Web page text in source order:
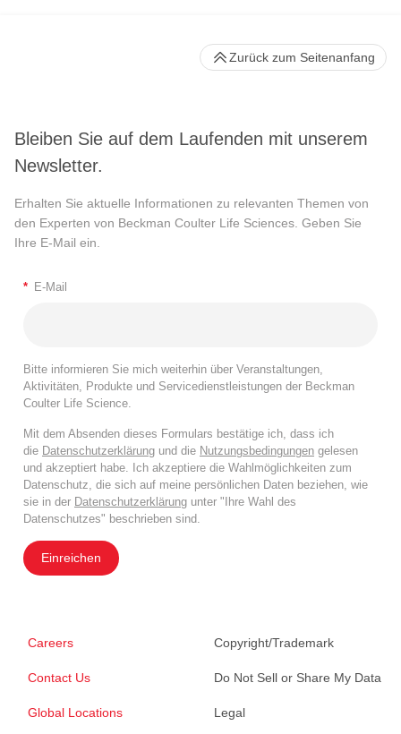
Bleiben Sie auf dem Laufenden mit unserem
Newsletter.
Erhalten Sie aktuelle Informationen zu relevanten Themen von
den Experten von Beckman Coulter Life Sciences. Geben Sie
Ihre E-Mail ein.
* E-Mail
Bitte informieren Sie mich weiterhin über Veranstaltungen,
Aktivitäten, Produkte und Servicedienstleistungen der Beckman
Coulter Life Science.
Mit dem Absenden dieses Formulars bestätige ich, dass ich
die Datenschutzerklärung und die Nutzungsbedingungen gelesen
und akzeptiert habe. Ich akzeptiere die Wahlmöglichkeiten zum
Datenschutz, die sich auf meine persönlichen Daten beziehen, wie
sie in der Datenschutzerklärung unter "Ihre Wahl des
Datenschutzes" beschrieben sind.
Einreichen
Careers
Contact Us
Global Locations
Copyright/Trademark
Do Not Sell or Share My Data
Legal
Zurück zum Seitenanfang